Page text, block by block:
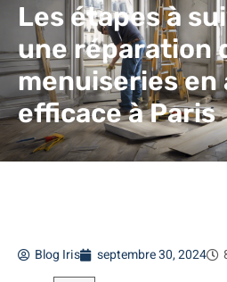
Les étapes à
une réparation
menuiseries en
efficace à Paris
Blog Iris septembre 30, 2024